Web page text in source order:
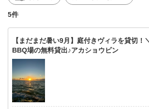
5件
【まだまだ暑い9月】庭付きヴィラを貸切！
BBQ場の無料貸出♪アカショウビン